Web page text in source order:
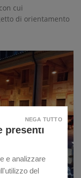
cui
di orientamento
presenti
e analizzare
del
NEGA TUTTO